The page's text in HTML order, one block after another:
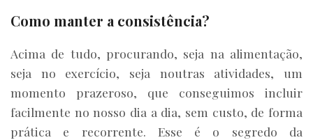
Como manter a consistência?
Acima de tudo, procurando, seja na alimentação,
seja no exercício, seja noutras atividades, um
momento prazeroso, que conseguimos incluir
facilmente no nosso dia a dia, sem custo, de forma
prática e recorrente. Esse é o segredo da